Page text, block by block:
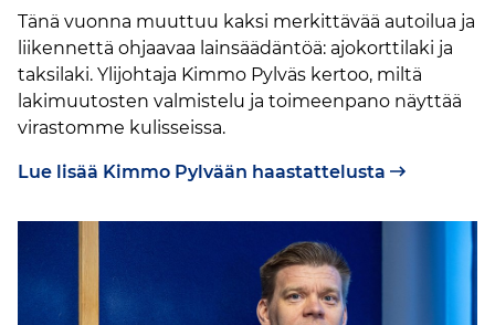
Tänä vuonna muuttuu kaksi merkittävää autoilua ja
liikennettä ohjaavaa lainsäädäntöä: ajokorttilaki ja
taksilaki. Ylijohtaja Kimmo Pylväs kertoo, miltä
lakimuutosten valmistelu ja toimeenpano näyttää
virastomme kulisseissa.
Lue lisää Kimmo Pylvään haastattelusta